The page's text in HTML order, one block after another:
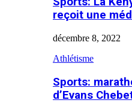
reçoit une
décembre 8, 2022
Athlétisme
Sports:
d’Evans